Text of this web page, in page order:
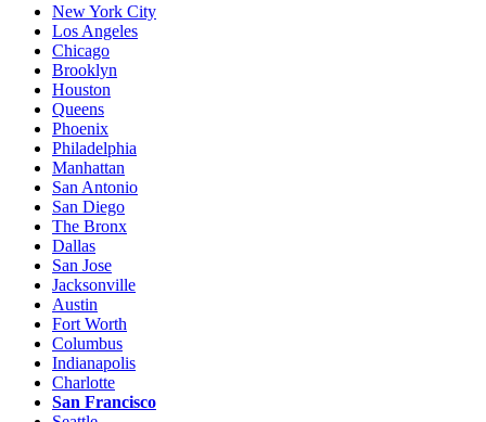
New York City
Los Angeles
Chicago
Brooklyn
Houston
Queens
Phoenix
Philadelphia
Manhattan
San Antonio
San Diego
The Bronx
Dallas
San Jose
Jacksonville
Austin
Fort Worth
Columbus
Indianapolis
Charlotte
San Francisco